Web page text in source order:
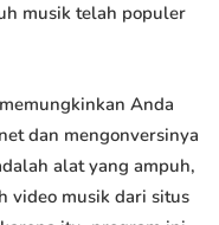
musik telah populer
Anda
dan mengonversinya
alat yang ampuh,
video musik dari situs